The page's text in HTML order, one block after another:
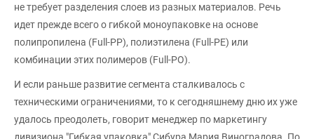
не требует разделения слоев из разных материалов. Речь
идет прежде всего о гибкой моноупаковке на основе
полипропилена (Full-PP), полиэтилена (Full-PE) или
комбинации этих полимеров (Full-PO).
И если раньше развитие сегмента сталкивалось с
техническими ограничениями, то к сегодняшнему дню их уже
удалось преодолеть, говорит менеджер по маркетингу